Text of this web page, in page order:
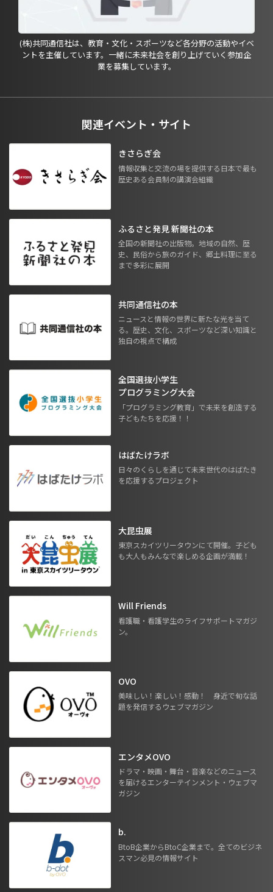
(株)共同通信社は、教育・文化・スポーツなど各分野の活動やイベ
ントを主催しています。一緒に未来社会を創り上げていく参加企
業を募集しています。
関連イベント・サイト
きさらぎ会
情報収集と交流の場を提供する日本で最も
歴史ある会員制の講演会組織
ふるさと発見 新聞社の本
全国の新聞社の出版物。地域の自然、歴
史、民俗から旅のガイド、郷土料理に至る
まで多彩に展開
共同通信社の本
ニュースと情報の世界に新たな光を当て
る。歴史、文化、スポーツなど深い知識と
独自の視点で構成
全国選抜小学生
プログラミング大会
「プログラミング教育」で未来を創造する
子どもたちを応援！！
はばたけラボ
日々のくらしを通じて未来世代のはばたき
を応援するプロジェクト
大昆虫展
東京スカイツリータウンにて開催。子ども
も大人もみんなで楽しめる企画が満載！
Will Friends
看護職・看護学生のライフサポートマガジ
ン。
OVO
美味しい！楽しい！感動！ 身近で旬な話
題を発信するウェブマガジン
エンタメOVO
ドラマ・映画・舞台・音楽などのニュース
を届けるエンターテインメント・ウェブマ
ガジン
b.
BtoB企業からBtoC企業まで。全てのビジネ
スマン必見の情報サイト